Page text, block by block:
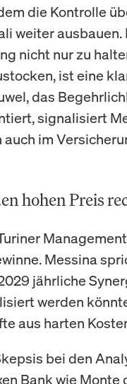
die Kontrolle
weiter
nicht nur zu
ist eine
das
signalisiert
auch im
hohen Preis
Messina
jährliche
werden
aus harten
bei den
Bank wie